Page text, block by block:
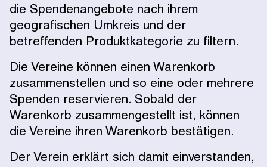
die Spendenangebote nach ihrem
geografischen Umkreis und der
betreffenden Produktkategorie zu filtern.
Die Vereine können einen Warenkorb
zusammenstellen und so eine oder mehrere
Spenden reservieren. Sobald der
Warenkorb zusammengestellt ist, können
die Vereine ihren Warenkorb bestätigen.
Der Verein erklärt sich damit einverstanden,